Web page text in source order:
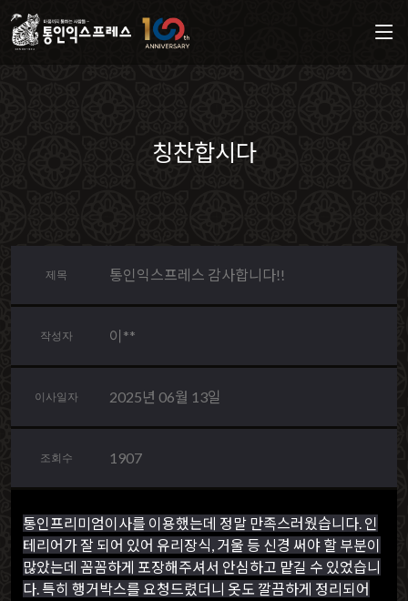
칭찬합시다
제목 통인익스프레스 감사합니다!!
작성자 이**
이사일자 2025년 06월 13일
조회수 1907
통인프리미엄이사를 이용했는데 정말 만족스러웠습니다. 인
테리어가 잘 되어 있어 유리장식, 거울 등 신경 써야 할 부분이
많았는데 꼼꼼하게 포장해주셔서 안심하고 맡길 수 있었습니
다. 특히 행거박스를 요청드렸더니 옷도 깔끔하게 정리되어